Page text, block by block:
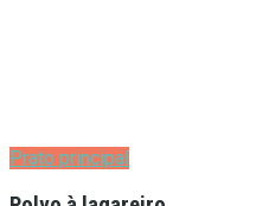
Prato principal